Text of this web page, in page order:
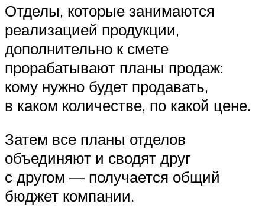
Отделы, которые занимаются
реализацией продукции,
дополнительно к смете
прорабатывают планы продаж:
кому нужно будет продавать,
в каком количестве, по какой цене.
Затем все планы отделов
объединяют и сводят друг
с другом — получается общий
бюджет компании.